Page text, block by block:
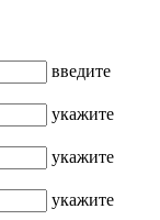
введите
укажите
укажите
укажите